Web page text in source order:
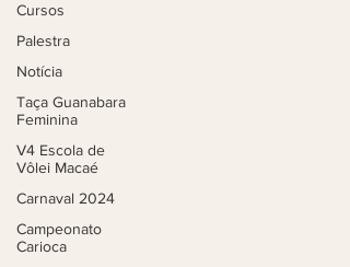
Cursos
Palestra
Notícia
Taça Guanabara
Feminina
V4 Escola de
Vôlei Macaé
Carnaval 2024
Campeonato
Carioca